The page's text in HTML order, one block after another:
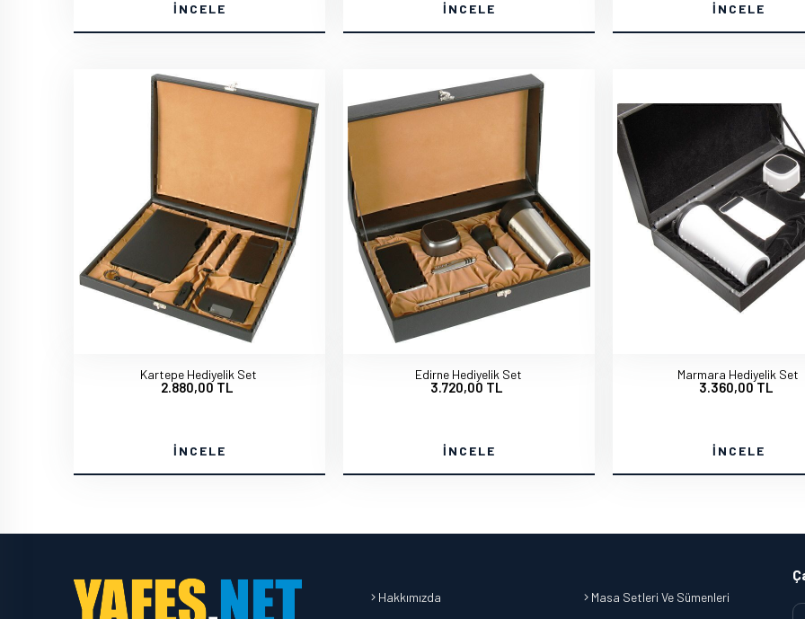
İNCELE İNCELE İNCELE
Kartepe Hediyelik Set
2.880,00 TL
İNCELE
Edirne Hediyelik Set
3.720,00 TL
İNCELE
Marmara Hediyelik Set
3.360,00 TL
İNCELE
Hakkımızda Masa Setleri Ve Sümenleri